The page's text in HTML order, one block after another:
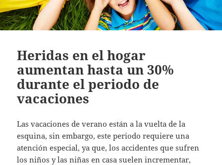
Heridas en el hogar
aumentan hasta un 30%
durante el periodo de
vacaciones
Las vacaciones de verano están a la vuelta de la
esquina, sin embargo, este periodo requiere una
atención especial, ya que, los accidentes que sufren
los niños y las niñas en casa suelen incrementar,